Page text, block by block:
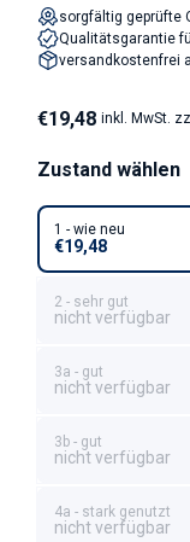
sorgfältig geprüfte
Qualitätsgarantie
versandkostenfrei
Normaler
€19,48 inkl. MwSt.
Zustand wählen
1 - wie neu
€19,48
2 - sehr gut
nicht verfügbar
3a - gut
nicht verfügbar
3b - gut
nicht verfügbar
4a - stark genutzt
nicht verfügbar